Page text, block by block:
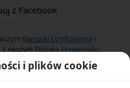
z Facebook
Warunki Użytkowania i
z naszym Polityka Prywatności.
i plików cookie